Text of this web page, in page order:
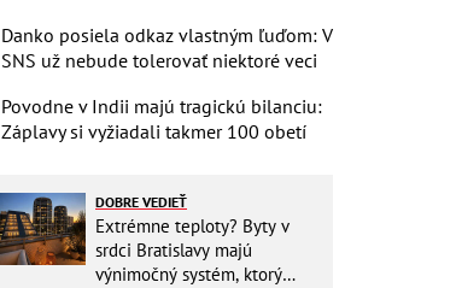
Danko posiela odkaz vlastným ľuďom: V
SNS už nebude tolerovať niektoré veci
Povodne v Indii majú tragickú bilanciu:
Záplavy si vyžiadali takmer 100 obetí
DOBRE VEDIEŤ
Extrémne teploty? Byty v
srdci Bratislavy majú
výnimočný systém, ktorý